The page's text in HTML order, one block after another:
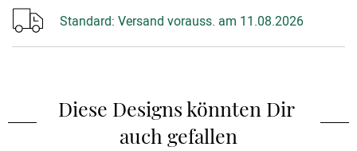
Standard: Versand vorauss. am 11.08.2026
Diese Designs könnten Dir
auch gefallen